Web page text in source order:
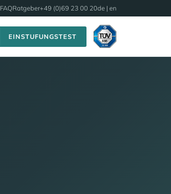
FAQRatgeber+49 (0)69 23 00 20de | en
EINSTUFUNGSTEST